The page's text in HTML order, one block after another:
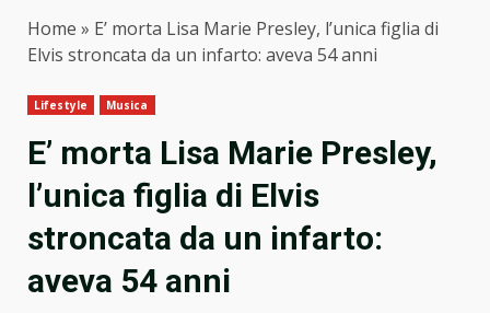
Home » E’ morta Lisa Marie Presley, l’unica figlia di
Elvis stroncata da un infarto: aveva 54 anni
Lifestyle Musica
E’ morta Lisa Marie Presley,
l’unica figlia di Elvis
stroncata da un infarto:
aveva 54 anni